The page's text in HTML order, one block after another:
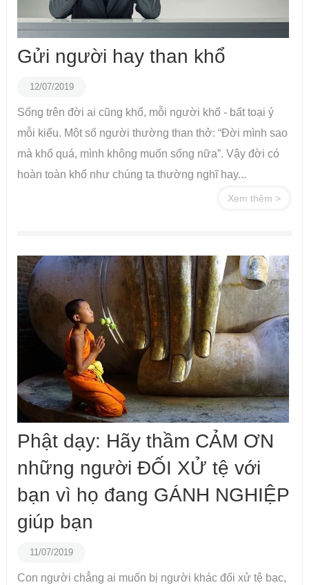
Gửi người hay than khổ
12/07/2019
Sống trên đời ai cũng khổ, mỗi người khổ - bất toại ý
mỗi kiểu. Một số người thường than thở: “Đời mình sao
mà khổ quá, mình không muốn sống nữa”. Vậy đời có
hoàn toàn khổ như chúng ta thường nghĩ hay...
Xem thêm >
Phật dạy: Hãy thầm CẢM ƠN
những người ĐỐI XỬ tệ với
bạn vì họ đang GÁNH NGHIỆP
giúp bạn
11/07/2019
Con người chẳng ai muốn bị người khác đối xử tệ bạc,